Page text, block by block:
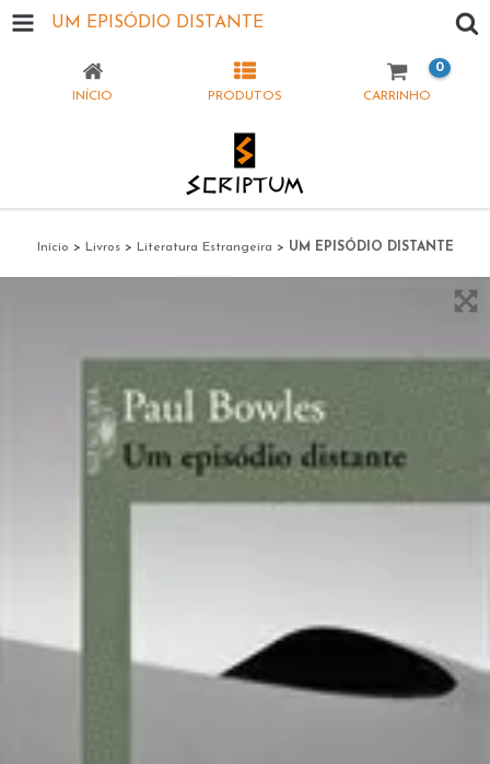
UM EPISÓDIO DISTANTE
INÍCIO PRODUTOS CARRINHO
0
Início > Livros > Literatura Estrangeira > UM EPISÓDIO DISTANTE